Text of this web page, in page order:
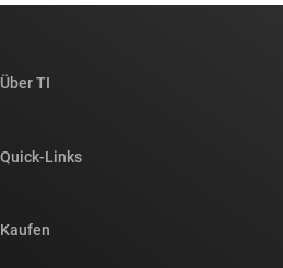
Über TI
Newsroom
Quick-Links
Kaufen